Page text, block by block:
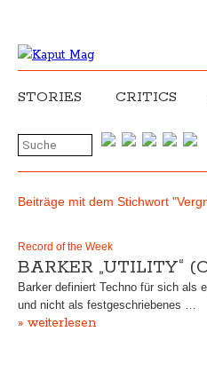
STORIES CRITICS
Beiträge mit dem Stichwort
Record of the Week
BARKER „UTILITY“
Barker definiert Techno für sich als
und nicht als festgeschriebenes …
» weiterlesen